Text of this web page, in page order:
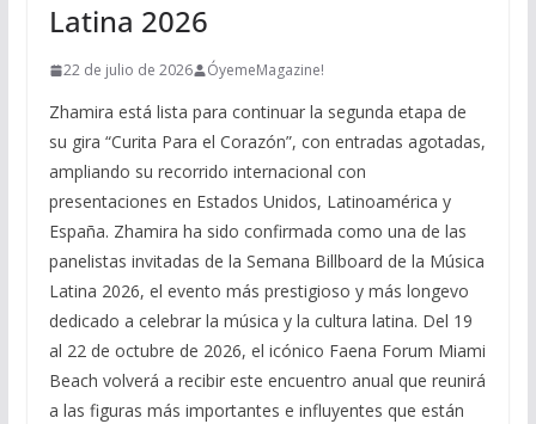
Latina 2026
22 de julio de 2026 ÓyemeMagazine!
Zhamira está lista para continuar la segunda etapa de
su gira “Curita Para el Corazón”, con entradas agotadas,
ampliando su recorrido internacional con
presentaciones en Estados Unidos, Latinoamérica y
España. Zhamira ha sido confirmada como una de las
panelistas invitadas de la Semana Billboard de la Música
Latina 2026, el evento más prestigioso y más longevo
dedicado a celebrar la música y la cultura latina. Del 19
al 22 de octubre de 2026, el icónico Faena Forum Miami
Beach volverá a recibir este encuentro anual que reunirá
a las figuras más importantes e influyentes que están